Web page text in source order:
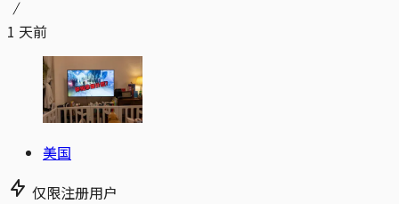
1 天前
美国
仅限注册用户